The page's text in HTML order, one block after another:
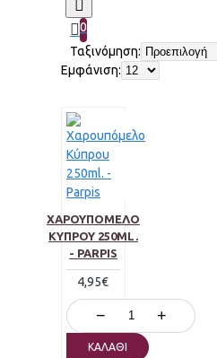
0
Ταξινόμηση:
Εμφάνιση:
ΧΑΡΟΥΠΌΜΕΛΟ
ΚΎΠΡΟΥ 250ML.
- PARPIS
4,95€
− +
ΚΑΛΆΘΙ